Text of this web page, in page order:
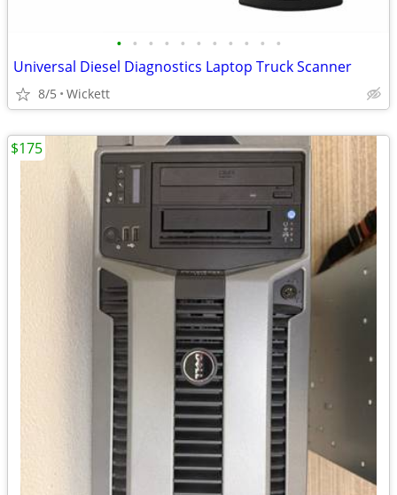
• • • • • • • • • • •
Universal Diesel Diagnostics Laptop Truck Scanner
8/5 Wickett
$175